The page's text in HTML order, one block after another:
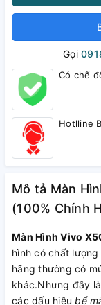
Gọi
Có chế
Hotlline
Mô tả Màn
(100% Chính
Màn Hình Vivo
hình có chất
hãng thường có
khác.Nhưng đây
các dấu hiệubể